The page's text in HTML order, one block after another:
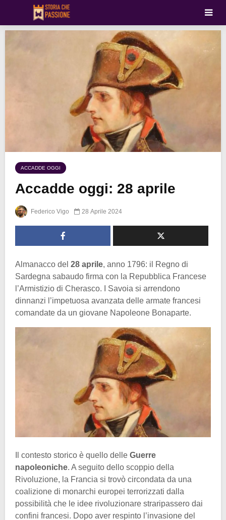
ACCADDE OGGI
Accadde oggi: 28 aprile
Federico Vigo 28 Aprile 2024
Almanacco del 28 aprile, anno 1796: il Regno di
Sardegna sabaudo firma con la Repubblica Francese
l’Armistizio di Cherasco. I Savoia si arrendono
dinnanzi l’impetuosa avanzata delle armate francesi
comandate da un giovane Napoleone Bonaparte.
Il contesto storico è quello delle Guerre
napoleoniche. A seguito dello scoppio della
Rivoluzione, la Francia si trovò circondata da una
coalizione di monarchi europei terrorizzati dalla
possibilità che le idee rivoluzionare straripassero dai
confini francesi. Dopo aver respinto l’invasione del